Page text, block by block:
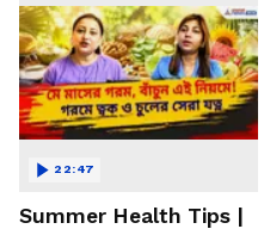
Summer Health Tips |
22:47